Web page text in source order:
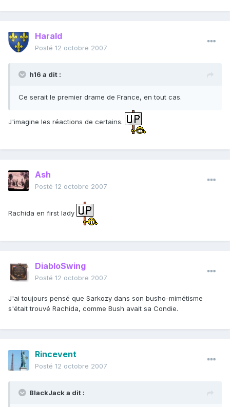
Harald
Posté 12 octobre 2007
h16 a dit :
Ce serait le premier drame de France, en tout cas.
J'imagine les réactions de certains.
Ash
Posté 12 octobre 2007
Rachida en first lady
DiabloSwing
Posté 12 octobre 2007
J'ai toujours pensé que Sarkozy dans son busho-mimétisme
s'était trouvé Rachida, comme Bush avait sa Condie.
Rincevent
Posté 12 octobre 2007
BlackJack a dit :